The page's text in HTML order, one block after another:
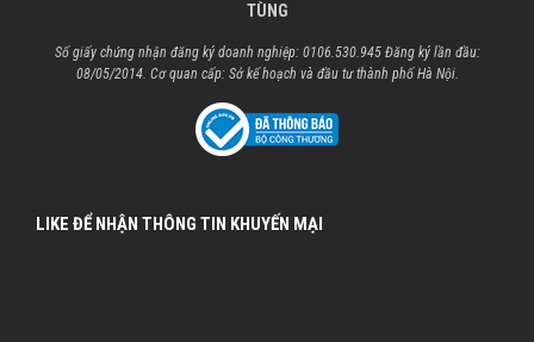
TÙNG
Số giấy chứng nhận đăng ký doanh nghiệp: 0106.530.945 Đăng ký lần đầu:
08/05/2014. Cơ quan cấp: Sở kế hoạch và đầu tư thành phố Hà Nội.
LIKE ĐỂ NHẬN THÔNG TIN KHUYẾN MẠI